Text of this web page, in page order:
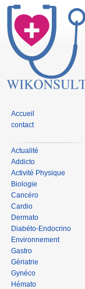
Accueil
contact
Actualité
Addicto
Activité Physique
Biologie
Cancéro
Cardio
Dermato
Diabéto-Endocrino
Environnement
Gastro
Gériatrie
Gynéco
Hémato